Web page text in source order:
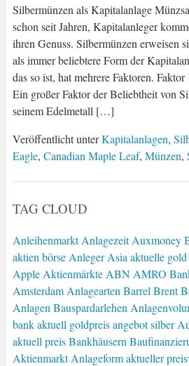
Silbermünzen als Kapitalanlage
schon seit Jahren, Kapitalanleger
ihren Genuss. Silbermünzen erweisen
als immer beliebtere Form der
das so ist, hat mehrere Faktoren.
Ein großer Faktor der Beliebtheit von
seinem Edelmetall […]
Veröffentlicht unterKapitalanlagen,
Eagle, Canadian Maple Leaf, Münzen,
TAG CLOUD
Anleihenmarkt Anlagezeit Auxmoney
aktien börse Anleger Asia aktuelle gold
Apple Aktienmärkte ABN AMRO
Amsterdam Anlagearten Barrel Brent
Anlagen Bauspardarlehen
bank aktuell goldpreis angebot silber
aktuell preis Bankhäusern
Aktienmarkt Anlageform aktueller